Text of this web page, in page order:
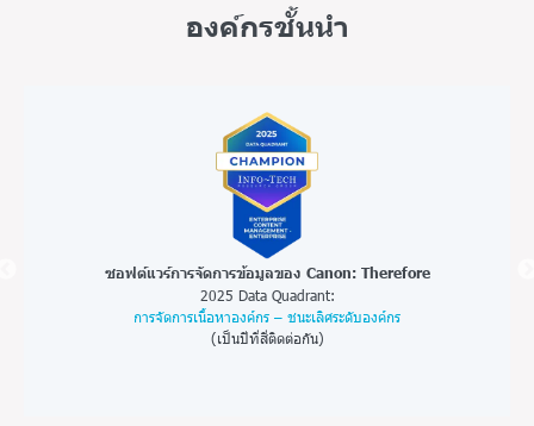
องค์กรชั้นนำ
โซลูชันวิเคราะห์วิดีโอด้วย AI ของ Canon: Workplace AI
ระบบจดจำใบหน้า – อุตสาหกรรมการบิน
2025